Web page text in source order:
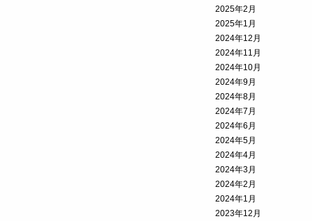
2025年2月
2025年1月
2024年12月
2024年11月
2024年10月
2024年9月
2024年8月
2024年7月
2024年6月
2024年5月
2024年4月
2024年3月
2024年2月
2024年1月
2023年12月